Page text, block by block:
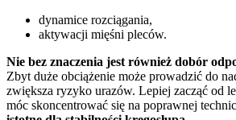
dynamice rozciągania,
aktywacji mięśni pleców.
Nie bez znaczenia jest również dobór
Zbyt duże obciążenie może prowadzić do
zwiększa ryzyko urazów. Lepiej zacząć od
móc skoncentrować się na poprawnej